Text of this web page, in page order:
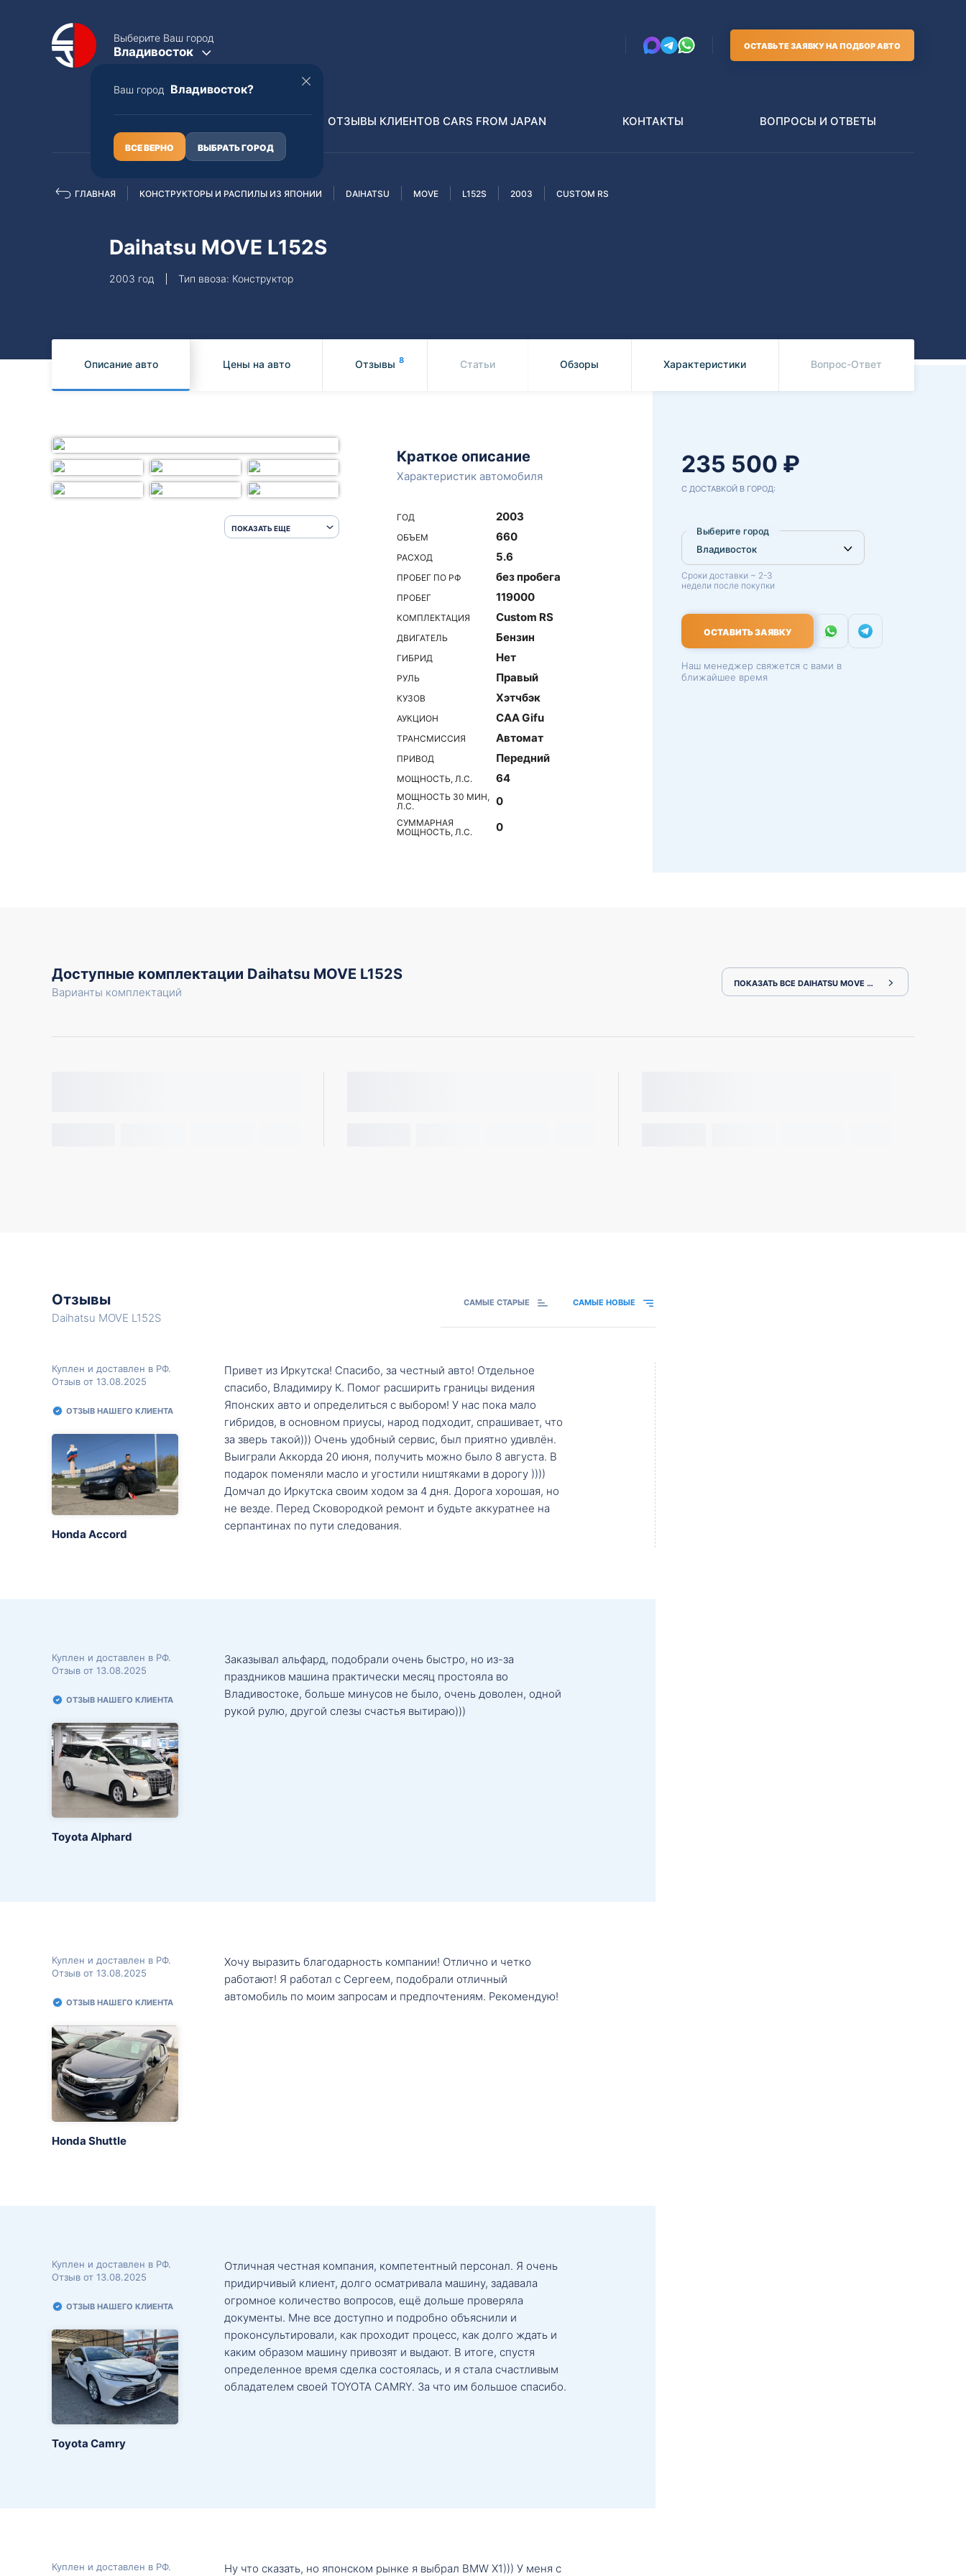
Выберите Ваш город
Владивосток
Ваш город Владивосток?
ВСЕ ВЕРНО ВЫБРАТЬ ГОРОД
ОСТАВЬТЕ ЗАЯВКУ НА ПОДБОР АВТО
Полная пошлина
Subaru
Распилы и конструкторы
ОТЗЫВЫ КЛИЕНТОВ CARS FROM JAPAN КОНТАКТЫ ВОПРОСЫ И ОТВЕТЫ
ГЛАВНАЯ КОНСТРУКТОРЫ И РАСПИЛЫ ИЗ ЯПОНИИ DAIHATSU MOVE L152S 2003 CUSTOM RS
Daihatsu MOVE L152S
2003 год Тип ввоза: Конструктор
Описание авто Цены на авто Отзывы 8 Статьи Обзоры Характеристики Вопрос-Ответ
ПОКАЗАТЬ ЕЩЕ
Краткое описание
Характеристик автомобиля
ГОД 2003
ОБЪЕМ 660
РАСХОД 5.6
ПРОБЕГ ПО РФ без пробега
ПРОБЕГ 119000
КОМПЛЕКТАЦИЯ Custom RS
ДВИГАТЕЛЬ Бензин
ГИБРИД Нет
РУЛЬ Правый
КУЗОВ Хэтчбэк
АУКЦИОН CAA Gifu
ТРАНСМИССИЯ Автомат
ПРИВОД Передний
МОЩНОСТЬ, Л.С. 64
МОЩНОСТЬ 30 МИН,
Л.С.
0
СУММАРНАЯ
МОЩНОСТЬ, Л.С.
0
235 500 ₽
С ДОСТАВКОЙ В ГОРОД:
Выберите город
Сроки доставки ~ 2-3
недели после покупки
ОСТАВИТЬ ЗАЯВКУ
Наш менеджер свяжется с вами в
ближайшее время
Доступные комплектации Daihatsu MOVE L152S
Варианты комплектаций
ПОКАЗАТЬ ВСЕ DAIHATSU MOVE L152S
Отзывы
Daihatsu MOVE L152S
САМЫЕ СТАРЫЕ САМЫЕ НОВЫЕ
Куплен и доставлен в РФ.
Отзыв от 13.08.2025
ОТЗЫВ НАШЕГО КЛИЕНТА
Honda Accord
Привет из Иркутска! Спасибо, за честный авто! Отдельное
спасибо, Владимиру К. Помог расширить границы видения
Японских авто и определиться с выбором! У нас пока мало
гибридов, в основном приусы, народ подходит, спрашивает, что
за зверь такой))) Очень удобный сервис, был приятно удивлён.
Выиграли Аккорда 20 июня, получить можно было 8 августа. В
подарок поменяли масло и угостили ништяками в дорогу ))))
Домчал до Иркутска своим ходом за 4 дня. Дорога хорошая, но
не везде. Перед Сковородкой ремонт и будьте аккуратнее на
серпантинах по пути следования.
Куплен и доставлен в РФ.
Отзыв от 13.08.2025
ОТЗЫВ НАШЕГО КЛИЕНТА
Toyota Alphard
Заказывал альфард, подобрали очень быстро, но из-за
праздников машина практически месяц простояла во
Владивостоке, больше минусов не было, очень доволен, одной
рукой рулю, другой слезы счастья вытираю)))
Куплен и доставлен в РФ.
Отзыв от 13.08.2025
ОТЗЫВ НАШЕГО КЛИЕНТА
Honda Shuttle
Хочу выразить благодарность компании! Отлично и четко
работают! Я работал с Сергеем, подобрали отличный
автомобиль по моим запросам и предпочтениям. Рекомендую!
Куплен и доставлен в РФ.
Отзыв от 13.08.2025
ОТЗЫВ НАШЕГО КЛИЕНТА
Toyota Camry
Отличная честная компания, компетентный персонал. Я очень
придирчивый клиент, долго осматривала машину, задавала
огромное количество вопросов, ещё дольше проверяла
документы. Мне все доступно и подробно объяснили и
проконсультировали, как проходит процесс, как долго ждать и
каким образом машину привозят и выдают. В итоге, спустя
определенное время сделка состоялась, и я стала счастливым
обладателем своей TOYOTA CAMRY. За что им большое спасибо.
Куплен и доставлен в РФ.
Ну что сказать, но японском рынке я выбрал BMW X1))) У меня с